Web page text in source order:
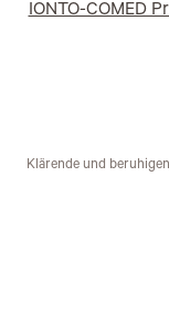
IONTO-COMED
Klärende und